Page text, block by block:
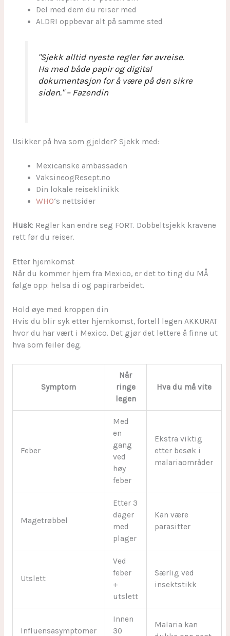
Del med dem du reiser med
ALDRI oppbevar alt på samme sted
"Sjekk alltid nyeste regler før avreise.
Ha med både papir og digital
dokumentasjon for å være på den sikre
siden." – Fazendin
Usikker på hva som gjelder? Sjekk med:
Mexicanske ambassaden
VaksineogResept.no
Din lokale reiseklinikk
WHO‘s nettsider
Husk: Regler kan endre seg FORT. Dobbeltsjekk kravene
rett før du reiser.
Etter hjemkomst
Når du kommer hjem fra Mexico, er det to ting du MÅ
følge opp: helsa di og papirarbeidet.
Hold øye med kroppen din
Hvis du blir syk etter hjemkomst, fortell legen AKKURAT
hvor du har vært i Mexico. Det gjør det lettere å finne ut
hva som feiler deg.
Symptom
Når
ringe
legen
Hva du må vite
Feber
Med
en
gang
ved
høy
feber
Ekstra viktig
etter besøk i
malariaområder
Magetrøbbel
Etter 3
dager
med
plager
Kan være
parasitter
Utslett
Ved
feber
+
utslett
Særlig ved
insektstikk
Influensasymptomer
Innen
30
Malaria kan